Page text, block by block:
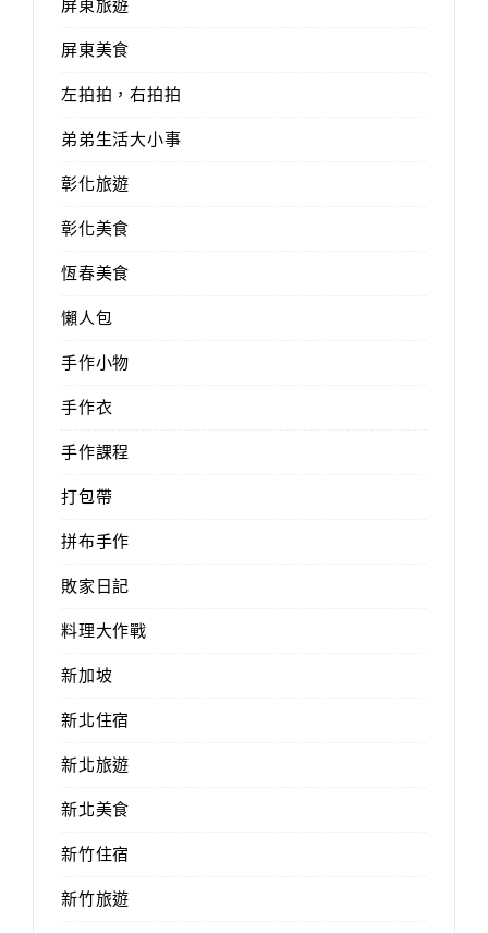
屏東旅遊
屏東美食
左拍拍，右拍拍
弟弟生活大小事
彰化旅遊
彰化美食
恆春美食
懶人包
手作小物
手作衣
手作課程
打包帶
拼布手作
敗家日記
料理大作戰
新加坡
新北住宿
新北旅遊
新北美食
新竹住宿
新竹旅遊